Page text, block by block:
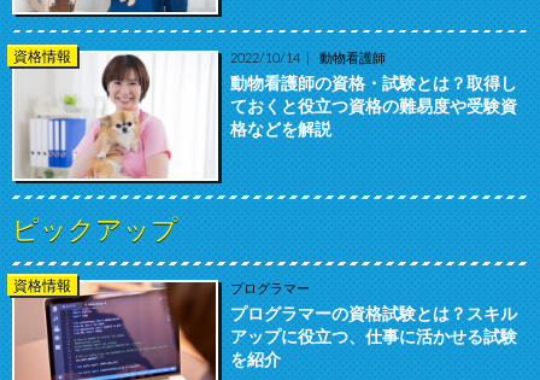
資格情報 2022/10/14 動物看護師
動物看護師の資格・試験とは？取得し
ておくと役立つ資格の難易度や受験資
格などを解説
ピックアップ
資格情報 プログラマー
プログラマーの資格試験とは？スキル
アップに役立つ、仕事に活かせる試験
を紹介